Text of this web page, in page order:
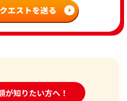
が知りたい方へ！
!問い合わせフォーム